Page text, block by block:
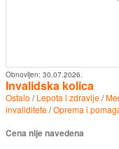
Obnovljen: 30.07.2026.
Invalidska kolica
Ostalo /Lepota i zdravlje/
invaliditete/Oprema i
Cena nije navedena